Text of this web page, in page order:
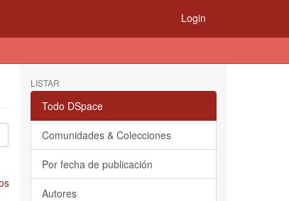
Login
LISTAR
Todo DSpace
Comunidades & Colecciones
Por fecha de publicación
Autores